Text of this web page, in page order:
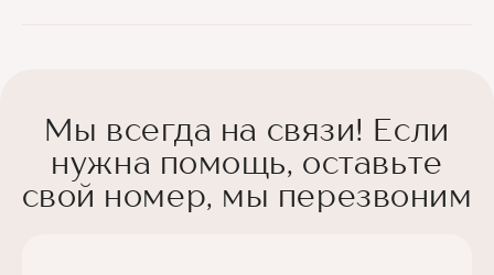
Мы всегда на связи! Если
нужна помощь, оставьте
свой номер, мы перезвоним